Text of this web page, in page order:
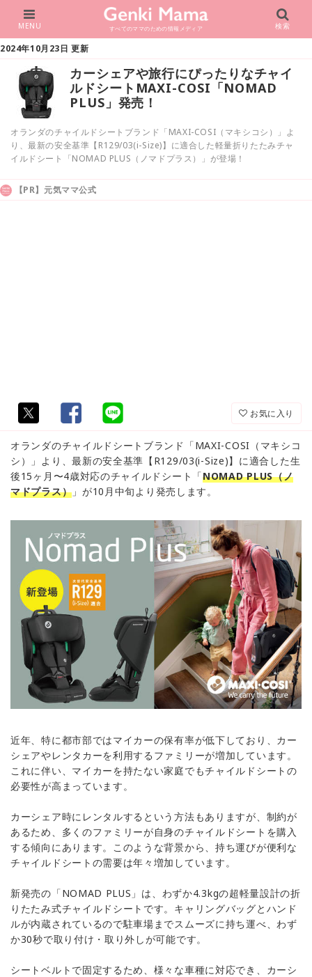
すべてのママのための情報メディア
MENU 検索
2024年10月23日 更新
カーシェアや旅行にぴったりなチャイ
ルドシートMAXI-COSI「NOMAD
PLUS」発売！
オランダのチャイルドシートブランド「MAXI-COSI（マキシコシ）」よ
り、最新の安全基準【R129/03(i-Size)】に適合した軽量折りたたみチャ
イルドシート「NOMAD PLUS（ノマドプラス）」が登場！
【PR】元気ママ公式
お気に入り
オランダのチャイルドシートブランド「MAXI-COSI（マキシコ
シ）」より、最新の安全基準【R129/03(i-Size)】に適合した生
後15ヶ月〜4歳対応のチャイルドシート「NOMAD PLUS（ノ
マドプラス） 」が10月中旬より発売します。
近年、特に都市部ではマイカーの保有率が低下しており、カー
シェアやレンタカーを利用するファミリーが増加しています。
これに伴い、マイカーを持たない家庭でもチャイルドシートの
必要性が高まっています。
カーシェア時にレンタルするという方法もありますが、制約が
あるため、多くのファミリーが自身のチャイルドシートを購入
する傾向にあります。このような背景から、持ち運びが便利な
チャイルドシートの需要は年々増加しています。
新発売の「NOMAD PLUS」は、わずか4.3kgの超軽量設計の折
りたたみ式チャイルドシートです。キャリングバッグとハンド
ルが内蔵されているので駐車場までスムーズに持ち運べ、わず
か30秒で取り付け・取り外しが可能です。
シートベルトで固定するため、様々な車種に対応でき、カーシ